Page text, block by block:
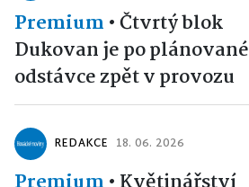
Premium •Čtvrtý blok
Dukovan je po plánované
odstávce zpět v provozu
REDAKCE 18. 06. 2026